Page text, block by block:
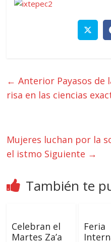
← Anterior Payasos de
risa en las ciencias
Mujeres luchan por la
el istmo Siguiente →
También te
Celebran el
Martes Za’a
Feria